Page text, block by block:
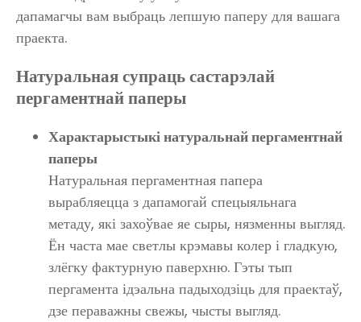
дапамагчы вам выбраць лепшую паперу для вашага
праекта.
Натуральная супраць састарэлай
пергаментнай паперы
Характарыстыкі натуральнай пергаментнай
паперы
Натуральная пергаментная папера
вырабляецца з дапамогай спецыяльнага
метаду, які захоўвае яе сыры, нязменны выгляд.
Ён часта мае светлы крэмавы колер і гладкую,
злёгку фактурную паверхню. Гэты тып
пергамента ідэальна падыходзіць для праектаў,
дзе пераважны свежы, чысты выгляд.